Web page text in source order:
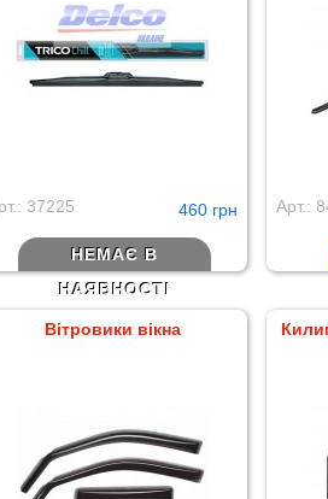
37225 460 грн
НЕМАЄ В
НАЯВНОСТІ
Арт.:
Вітровики вікна